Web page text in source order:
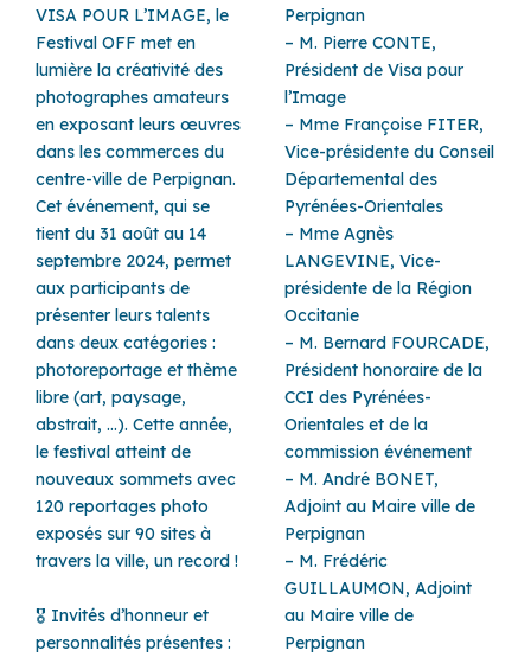
VISA POUR L’IMAGE, le
Festival OFF met en
lumière la créativité des
photographes amateurs
en exposant leurs œuvres
dans les commerces du
centre-ville de Perpignan.
Cet événement, qui se
tient du 31 août au 14
septembre 2024, permet
aux participants de
présenter leurs talents
dans deux catégories :
photoreportage et thème
libre (art, paysage,
abstrait, …). Cette année,
le festival atteint de
nouveaux sommets avec
120 reportages photo
exposés sur 90 sites à
travers la ville, un record !
🎖️ Invités d’honneur et
personnalités présentes :
Perpignan
– M. Pierre CONTE,
Président de Visa pour
l’Image
– Mme Françoise FITER,
Vice-présidente du Conseil
Départemental des
Pyrénées-Orientales
– Mme Agnès
LANGEVINE, Vice-
présidente de la Région
Occitanie
– M. Bernard FOURCADE,
Président honoraire de la
CCI des Pyrénées-
Orientales et de la
commission événement
– M. André BONET,
Adjoint au Maire ville de
Perpignan
– M. Frédéric
GUILLAUMON, Adjoint
au Maire ville de
Perpignan